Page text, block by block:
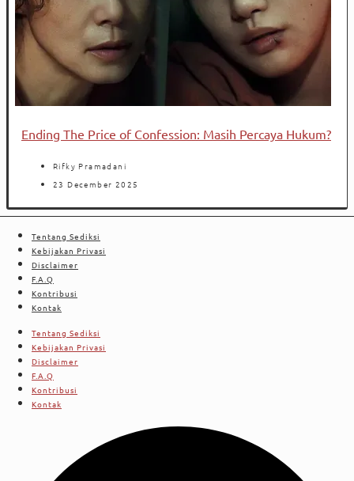
Ending The Price of Confession: Masih Percaya Hukum?
Rifky Pramadani
23 December 2025
Tentang Sediksi
Kebijakan Privasi
Disclaimer
F.A.Q
Kontribusi
Kontak
Tentang Sediksi
Kebijakan Privasi
Disclaimer
F.A.Q
Kontribusi
Kontak